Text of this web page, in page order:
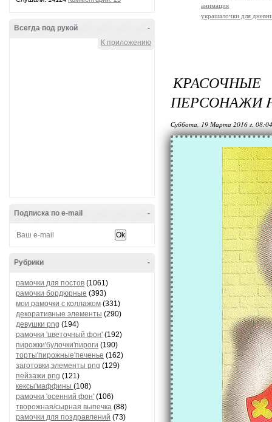
-
Всегда под рукой
К приложению
-
Подписка по e-mail
-
Рубрики
рамочки для постов (1061)
рамочки бордюрные (393)
мои рамочки с коллажом (331)
декоративные элементы (290)
девушки png (194)
рамочки 'цветочный фон' (192)
пирожки'булочки'пироги (190)
торты'пирожные'печенье (162)
заготовки,элементы png (129)
пейзажи png (121)
кексы'маффины (108)
рамочки 'осенний фон' (106)
творожная/сырная выпечка (88)
рамочки для поздравлений (73)
анимация
украшалочки для
ПЕРСОНАЖИ
Суббота, 19 Марта 2016 г.